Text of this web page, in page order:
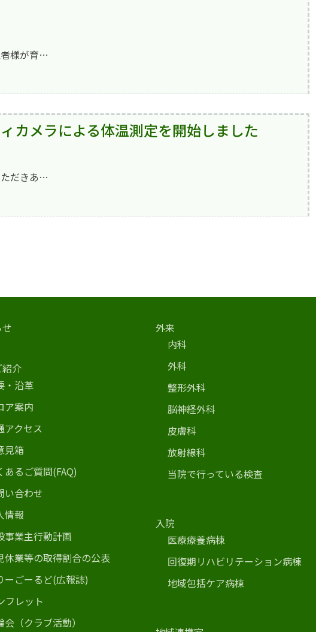
様が育…
カメラによる体温測定を開始しました
だきあ…
介
・沿革
ア案内
アクセス
見箱
あるご質問(FAQ)
い合わせ
情報
事業主行動計画
休業等の取得割合の公表
ーごーるど(広報誌)
フレット
会（クラブ活動）
外来
内科
外科
整形外科
脳神経外科
皮膚科
放射線科
当院で行っている検査
入院
医療療養病棟
回復期リハビリテーション病棟
地域包括ケア病棟